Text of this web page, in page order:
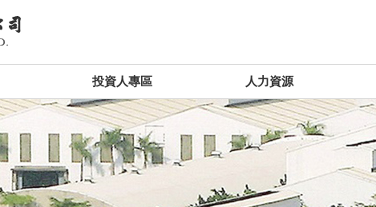
投資人專區 人力資源